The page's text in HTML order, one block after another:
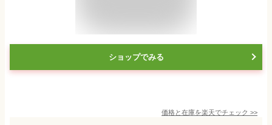
ショップでみる
価格と在庫を楽天でチェック >>